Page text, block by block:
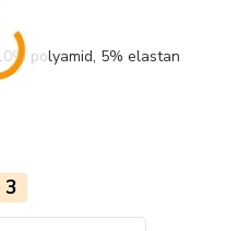
polyamid, 5% elastan
3